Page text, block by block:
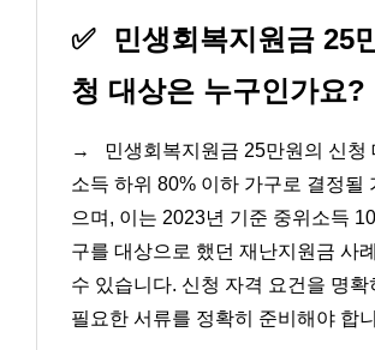
✅
민생회복지원금 25
청 대상은 누구인가요?
→
민생회복지원금 25만원의 신청
소득 하위 80% 이하 가구로 결정될
으며, 이는 2023년 기준 중위소득
구를 대상으로 했던 재난지원금 사
수 있습니다. 신청 자격 요건을 명확
필요한 서류를 정확히 준비해야 합